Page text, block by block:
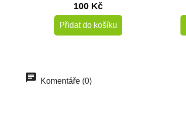
100 Kč
Přidat do košíku
Komentáře (0)